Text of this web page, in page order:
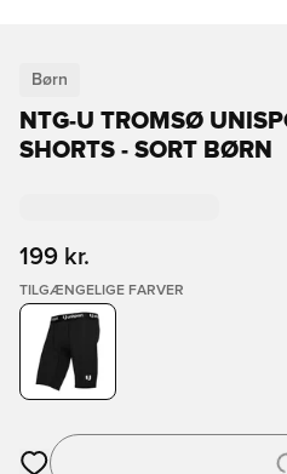
Børn
NTG-U TROMSØ
SHORTS - SORT BØRN
199 kr.
TILGÆNGELIGE FARVER